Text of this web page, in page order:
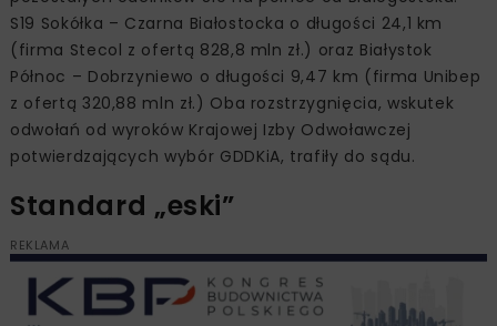
S19 Sokółka – Czarna Białostocka o długości 24,1 km
(firma Stecol z ofertą 828,8 mln zł.) oraz Białystok
Północ – Dobrzyniewo o długości 9,47 km (firma Unibep
z ofertą 320,88 mln zł.) Oba rozstrzygnięcia, wskutek
odwołań od wyroków Krajowej Izby Odwoławczej
potwierdzających wybór GDDKiA, trafiły do sądu.
Standard „eski”
REKLAMA